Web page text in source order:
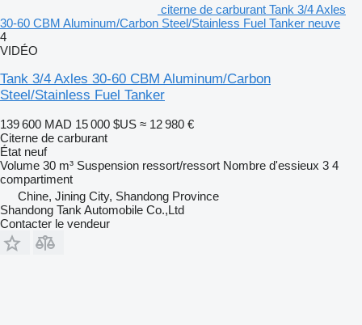
citerne de carburant Tank 3/4 Axles
30-60 CBM Aluminum/Carbon Steel/Stainless Fuel Tanker neuve
4
VIDÉO
Tank 3/4 Axles 30-60 CBM Aluminum/Carbon
Steel/Stainless Fuel Tanker
139 600 MAD 15 000 $US ≈ 12 980 €
Citerne de carburant
État neuf
Volume 30 m³ Suspension ressort/ressort Nombre d'essieux 3 4
compartiment
Chine, Jining City, Shandong Province
Shandong Tank Automobile Co.,Ltd
Contacter le vendeur